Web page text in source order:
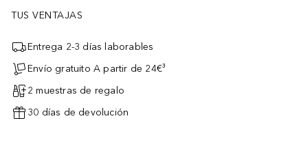
TUS VENTAJAS
Entrega 2-3 días laborables
Envío gratuito A partir de 24€³
2 muestras de regalo
30 días de devolución